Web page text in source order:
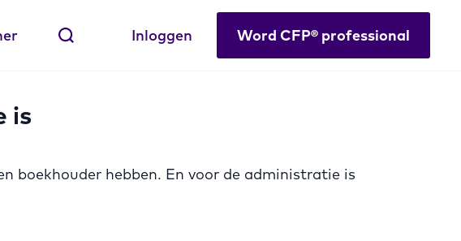
Inloggen Word CFP® professional
is
boekhouder hebben. En voor de administratie is